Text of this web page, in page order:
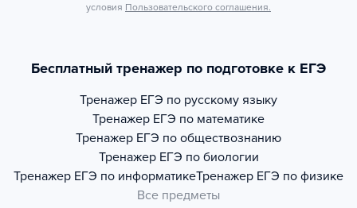
условия Пользовательского соглашения.
Бесплатный тренажер по подготовке к ЕГЭ
Тренажер ЕГЭ по русскому языку
Тренажер ЕГЭ по математике
Тренажер ЕГЭ по обществознанию
Тренажер ЕГЭ по биологии
Тренажер ЕГЭ по информатикеТренажер ЕГЭ по физике
Все предметы